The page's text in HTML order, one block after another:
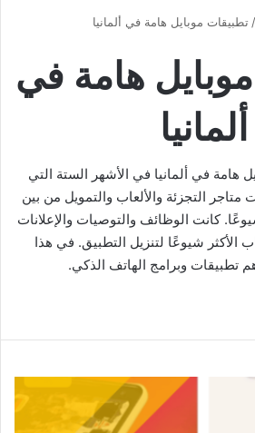
/ تطبيقات موبايل هامة في ألمانيا
هامة في
ألمانيا
هامة في ألمانيا في الأشهر الستة التي
متاجر التجزئة والألعاب والتمويل من بين
كانت الوظائف والتوصيات والإعلانات
الأكثر شيوعًا لتنزيل التطبيق. في هذا
تطبيقات وبرامج الهاتف الذكي.